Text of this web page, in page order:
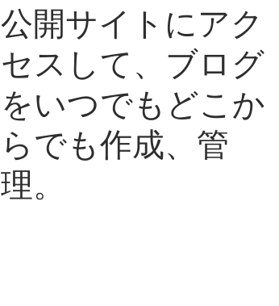
公開サイトにアク
セスして、ブログ
をいつでもどこか
らでも作成、管
理。